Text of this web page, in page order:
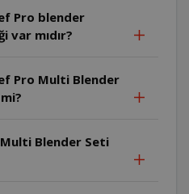
Pro blender
var mıdır?
Pro Multi Blender
Blender Seti